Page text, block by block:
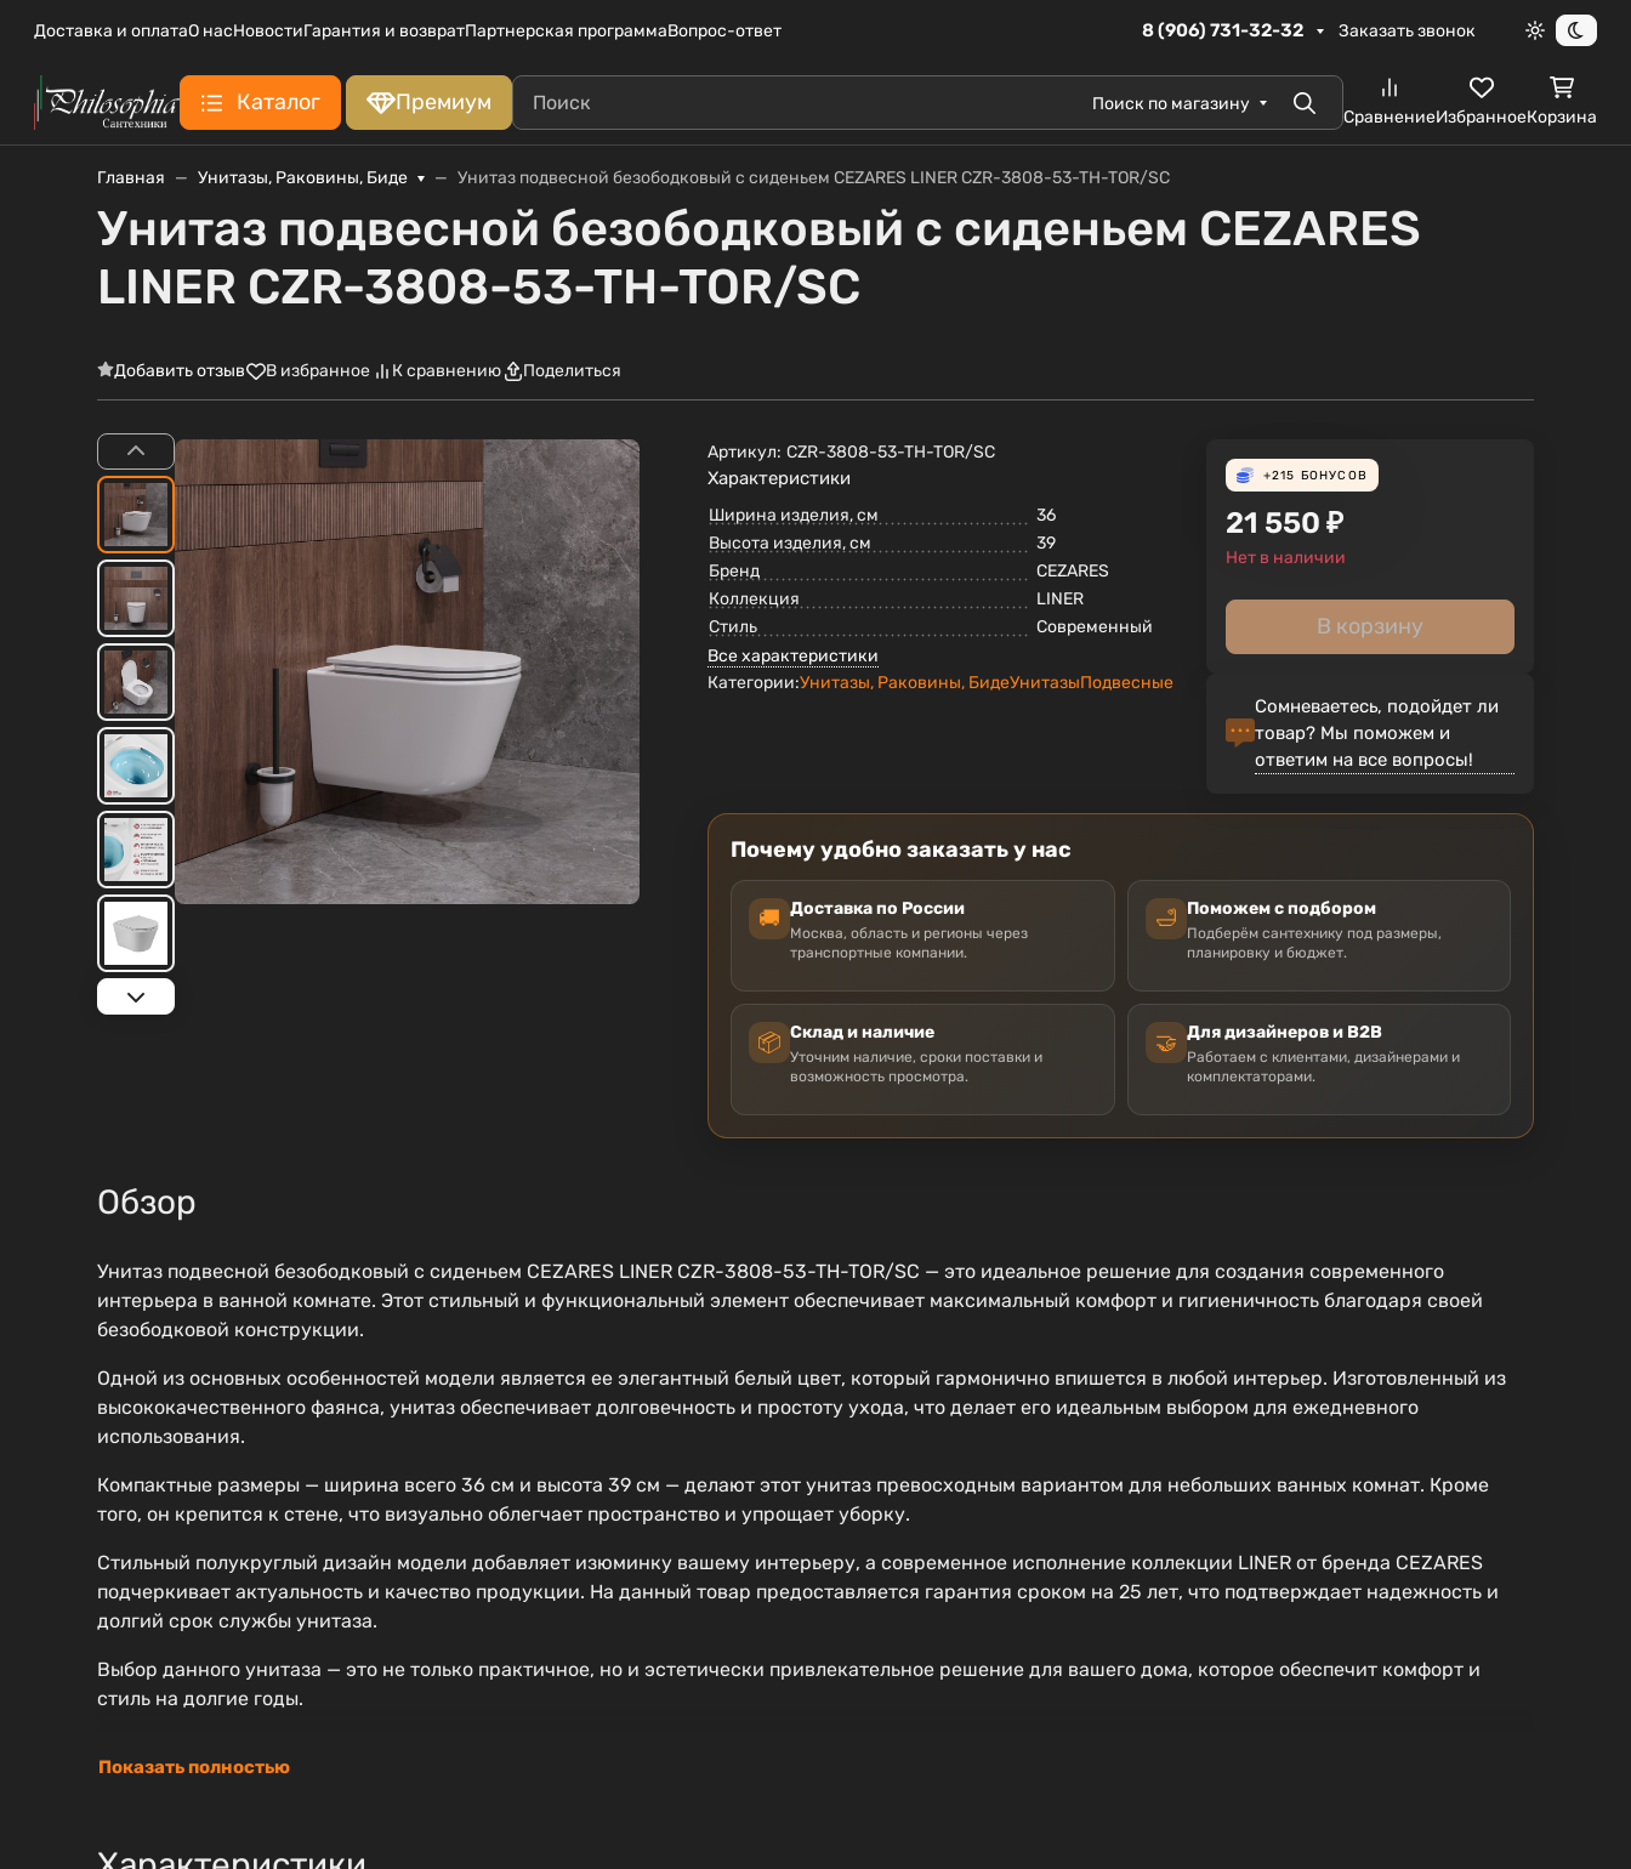
Доставка и оплатаО насНовостиГарантия и возвратПартнерская программаВопрос-ответ 8 (906) 731-32-32 Заказать звонок
Светлая
Каталог Премиум Поиск по магазину ПоискСравнениеИзбранноеКорзина
Главная Унитазы, Раковины, Биде Унитаз подвесной безободковый с сиденьем CEZARES LINER CZR-3808-53-TH-TOR/SC
Унитаз подвесной безободковый с сиденьем CEZARES
LINER CZR-3808-53-TH-TOR/SC
Добавить отзыв В избранное К сравнению Поделиться
Артикул: CZR-3808-53-TH-TOR/SC
Характеристики
Ширина изделия, см
36
Высота изделия, см
39
Бренд
CEZARES
Коллекция
LINER
Стиль
Современный
Все характеристики
Категории:Унитазы, Раковины, БидеУнитазыПодвесные
+215 БОНУСОВ
21 550 ₽
Нет в наличии
В корзину
Сомневаетесь, подойдет ли
товар? Мы поможем и
ответим на все вопросы!
Почему удобно заказать у нас
🚚 Доставка по России
Москва, область и регионы через
транспортные компании.
🛁 Поможем с подбором
Подберём сантехнику под размеры,
планировку и бюджет.
📦 Склад и наличие
Уточним наличие, сроки поставки и
возможность просмотра.
🤝 Для дизайнеров и B2B
Работаем с клиентами, дизайнерами и
комплектаторами.
Обзор
Унитаз подвесной безободковый с сиденьем CEZARES LINER CZR-3808-53-TH-TOR/SC — это идеальное решение для создания современного
интерьера в ванной комнате. Этот стильный и функциональный элемент обеспечивает максимальный комфорт и гигиеничность благодаря своей
безободковой конструкции.
Одной из основных особенностей модели является ее элегантный белый цвет, который гармонично впишется в любой интерьер. Изготовленный из
высококачественного фаянса, унитаз обеспечивает долговечность и простоту ухода, что делает его идеальным выбором для ежедневного
использования.
Компактные размеры — ширина всего 36 см и высота 39 см — делают этот унитаз превосходным вариантом для небольших ванных комнат. Кроме
того, он крепится к стене, что визуально облегчает пространство и упрощает уборку.
Стильный полукруглый дизайн модели добавляет изюминку вашему интерьеру, а современное исполнение коллекции LINER от бренда CEZARES
подчеркивает актуальность и качество продукции. На данный товар предоставляется гарантия сроком на 25 лет, что подтверждает надежность и
долгий срок службы унитаза.
Выбор данного унитаза — это не только практичное, но и эстетически привлекательное решение для вашего дома, которое обеспечит комфорт и
стиль на долгие годы.
Показать полностью